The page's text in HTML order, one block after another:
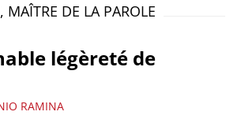
DE LA PAROLE
légèreté de
RAMINA